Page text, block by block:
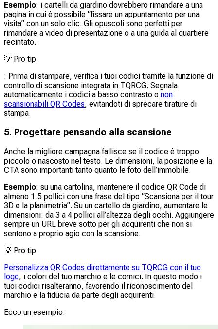
Esempio: i cartelli da giardino dovrebbero rimandare a una
pagina in cui è possibile “fissare un appuntamento per una
visita” con un solo clic. Gli opuscoli sono perfetti per
rimandare a video di presentazione o a una guida al quartiere
recintato.
💡 Pro tip
: Prima di stampare, verifica i tuoi codici tramite la funzione di
controllo di scansione integrata in TQRCG. Segnala
automaticamente i codici a basso contrasto o non
scansionabili QR Codes, evitandoti di sprecare tirature di
stampa.
5. Progettare pensando alla scansione
Anche la migliore campagna fallisce se il codice è troppo
piccolo o nascosto nel testo. Le dimensioni, la posizione e la
CTA sono importanti tanto quanto le foto dell’immobile.
Esempio: su una cartolina, mantenere il codice QR Code di
almeno 1,5 pollici con una frase del tipo “Scansiona per il tour
3D e la planimetria”. Su un cartello da giardino, aumentare le
dimensioni: da 3 a 4 pollici all’altezza degli occhi. Aggiungere
sempre un URL breve sotto per gli acquirenti che non si
sentono a proprio agio con la scansione.
💡 Pro tip
Personalizza QR Codes direttamente su TQRCG con il tuo
logo, i colori del tuo marchio e le cornici. In questo modo i
tuoi codici risalteranno, favorendo il riconoscimento del
marchio e la fiducia da parte degli acquirenti.
Ecco un esempio: